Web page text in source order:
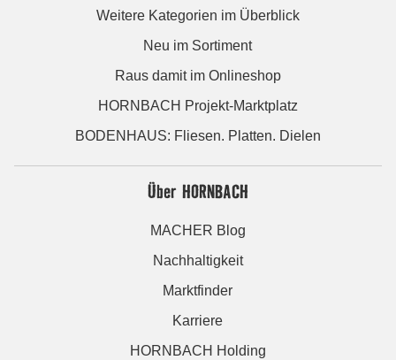
Weitere Kategorien im Überblick
Neu im Sortiment
Raus damit im Onlineshop
HORNBACH Projekt-Marktplatz
BODENHAUS: Fliesen. Platten. Dielen
Über HORNBACH
MACHER Blog
Nachhaltigkeit
Marktfinder
Karriere
HORNBACH Holding